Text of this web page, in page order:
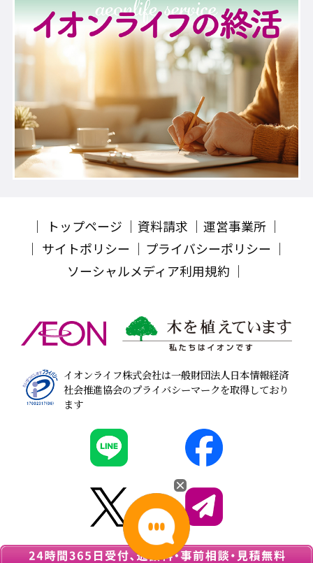
トップページ 資料請求
運営事業所
サイトポリシー
プライバシーポリシー
ソーシャルメディア利用規約
イオンライフ株式会社は一般財団法人日本情報経済
社会推進協会のプライバシーマークを取得しており
ます
© 2026葬儀・家族葬なら『イオンのお葬式』All